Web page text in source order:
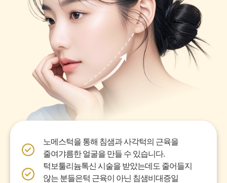
노메스턱을 통해 침샘과 사각턱의 근육을
줄여갸름한 얼굴을 만들 수 있습니다.
턱보툴리늄톡신 시술을 받았는데도 줄어들지
않는 분들은턱 근육이 아닌 침샘비대증일